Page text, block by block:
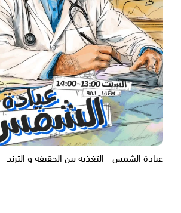
عيادة الشمس - التغذية بين الحقيفة و الترند - 24.05.2026